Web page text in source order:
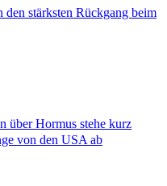
stärksten Rückgang beim
über Hormus stehe kurz
von den USA ab